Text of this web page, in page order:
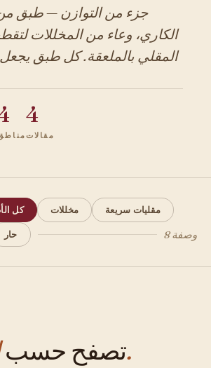
جزء من التوازن — طبق من
الكاري، وعاء من المخللات
المقلي بالملعقة. كل طبق يجعل
4
مقالات
كل مخللات مقليات سريعة
حار 8 وصفة
تصفح حسبالموضوع.